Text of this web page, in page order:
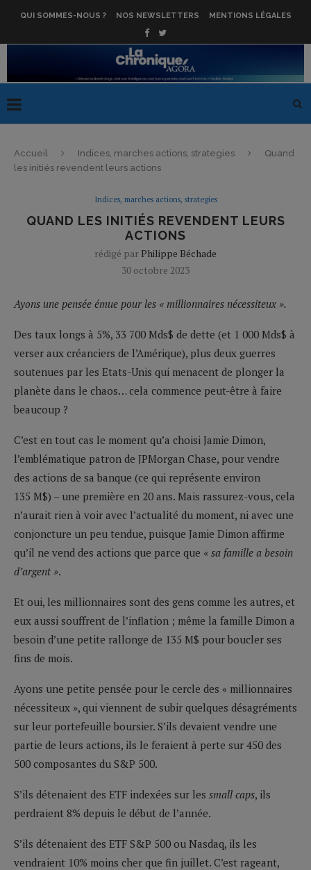
QUI SOMMES-NOUS ? NOS NEWSLETTERS MENTIONS LÉGALES
Accueil Indices, marches actions, strategies
Quand
les initiés revendent leurs actions
Indices, marches actions, strategies
QUAND LES INITIÉS REVENDENT LEURS
ACTIONS
rédigé par Philippe Béchade
30 octobre 2023
Ayons une pensée émue pour les « millionnaires nécessiteux ».
Des taux longs à 5%, 33 700 Mds$ de dette (et 1 000 Mds$ à
verser aux créanciers de l’Amérique), plus deux guerres
soutenues par les Etats-Unis qui menacent de plonger la
planète dans le chaos… cela commence peut-être à faire
beaucoup ?
C’est en tout cas le moment qu’a choisi Jamie Dimon,
l’emblématique patron de JPMorgan Chase, pour vendre
des actions de sa banque (ce qui représente environ
135 M$) – une première en 20 ans. Mais rassurez-vous, cela
n’aurait rien à voir avec l’actualité du moment, ni avec une
conjoncture un peu tendue, puisque Jamie Dimon affirme
qu’il ne vend des actions que parce que « sa famille a besoin
d’argent ».
Et oui, les millionnaires sont des gens comme les autres, et
eux aussi souffrent de l’inflation ; même la famille Dimon a
besoin d’une petite rallonge de 135 M$ pour boucler ses
fins de mois.
Ayons une petite pensée pour le cercle des « millionnaires
nécessiteux », qui viennent de subir quelques désagréments
sur leur portefeuille boursier. S’ils devaient vendre une
partie de leurs actions, ils le feraient à perte sur 450 des
500 composantes du S&P 500.
S’ils détenaient des ETF indexées sur les small caps, ils
perdraient 8% depuis le début de l’année.
S’ils détenaient des ETF S&P 500 ou Nasdaq, ils les
vendraient 10% moins cher que fin juillet. C’est rageant,